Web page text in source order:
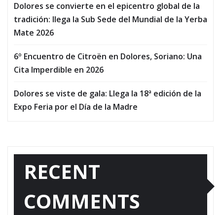
Dolores se convierte en el epicentro global de la
tradición: llega la Sub Sede del Mundial de la Yerba
Mate 2026
6º Encuentro de Citroën en Dolores, Soriano: Una
Cita Imperdible en 2026
Dolores se viste de gala: Llega la 18ª edición de la
Expo Feria por el Día de la Madre
RECENT
COMMENTS